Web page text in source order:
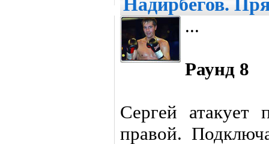
Надирбегов.
...
Раунд 8
Сергей атакует
правой.